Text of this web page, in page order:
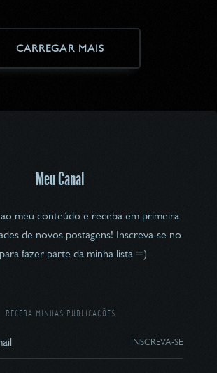
CARREGAR MAIS
Meu Canal
meu conteúdo e receba em primeira
de novos postagens! Inscreva-se no
fazer parte da minha lista =)
RECEBA MINHAS PUBLICAÇÕES
INSCREVA-SE